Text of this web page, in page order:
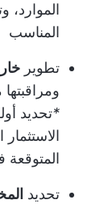
المناسب
تطوير
*تحديد
الاستثمار
المتوقعة
تحديد